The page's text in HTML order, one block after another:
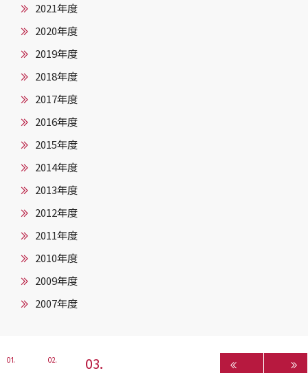
2021年度
2020年度
2019年度
2018年度
2017年度
2016年度
2015年度
2014年度
2013年度
2012年度
2011年度
2010年度
2009年度
2007年度
1 2 3